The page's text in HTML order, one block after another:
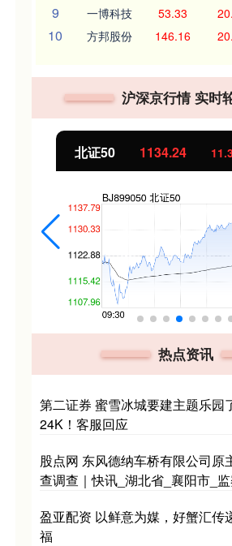
9 一博科技 53.33
10 方邦股份 146.16
沪深京行情 实时
北证50 1134.24
热点资讯
第二证券 蜜雪冰城要建主题乐园
24K！客服回应
股点网 东风德纳车桥有限公司原
查调查｜快讯_湖北省_襄阳市_
盈亚配资 以鲜意为媒，好蟹汇传
福